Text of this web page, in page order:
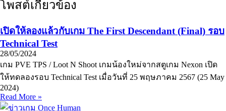
โพสต์เกี่ยวข้อง
เปิดให้ลองแล้วกับเกม The First Descendant (Final) รอบ
Technical Test
28/05/2024
เกม PVE TPS / Loot N Shoot เกมน้องใหม่จากสตูเกม Nexon เปิด
ให้ทดลองรอบ Technical Test เมื่อวันที่ 25 พฤษภาคม 2567 (25 May
2024)
Read More »